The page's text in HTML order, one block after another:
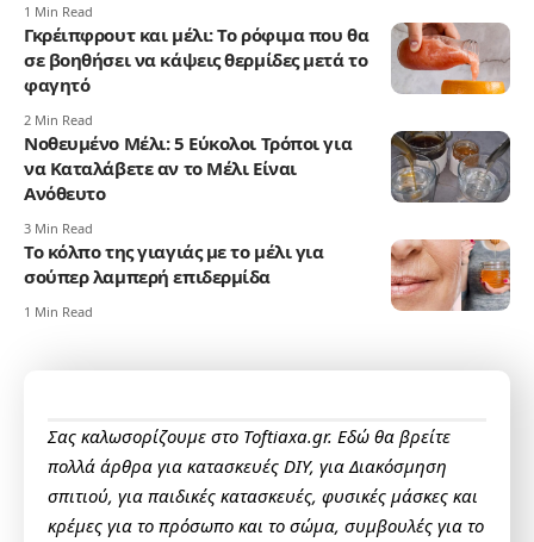
1 Min Read
Γκρέιπφρουτ και μέλι: Το ρόφιμα που θα
σε βοηθήσει να κάψεις θερμίδες μετά το
φαγητό
2 Min Read
Νοθευμένο Μέλι: 5 Εύκολοι Τρόποι για
να Καταλάβετε αν το Μέλι Είναι
Ανόθευτο
3 Min Read
Το κόλπο της γιαγιάς με το μέλι για
σούπερ λαμπερή επιδερμίδα
1 Min Read
Σας καλωσορίζουμε στο Toftiaxa.gr. Εδώ θα βρείτε
πολλά άρθρα για κατασκευές DIY, για Διακόσμηση
σπιτιού, για παιδικές κατασκευές, φυσικές μάσκες και
κρέμες για το πρόσωπο και το σώμα, συμβουλές για το